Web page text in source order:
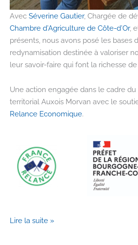
Avec Séverine Gautier, Chargée de
Chambre d’Agriculture de Côte-d’Or,
présents, nous avons posé les bases
redynamisation destinée à valoriser
leur savoir-faire qui font la richesse de
Une action engagée dans le cadre
territorial Auxois Morvan avec le
Relance Economique.
Des
Lire la suite »